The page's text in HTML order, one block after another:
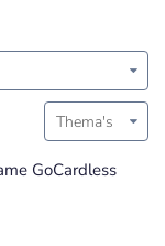
Thema's
GoCardless